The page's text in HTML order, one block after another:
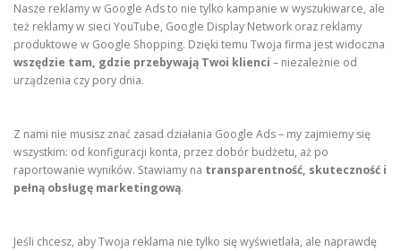
Nasze reklamy w Google Ads to nie tylko kampanie w wyszukiwarce, ale
też reklamy w sieci YouTube, Google Display Network oraz reklamy
produktowe w Google Shopping. Dzięki temu Twoja firma jest widoczna
wszędzie tam, gdzie przebywają Twoi klienci – niezależnie od
urządzenia czy pory dnia.
Z nami nie musisz znać zasad działania Google Ads – my zajmiemy się
wszystkim: od konfiguracji konta, przez dobór budżetu, aż po
raportowanie wyników. Stawiamy na transparentność, skuteczność i
pełną obsługę marketingową.
Jeśli chcesz, aby Twoja reklama nie tylko się wyświetlała, ale naprawdę